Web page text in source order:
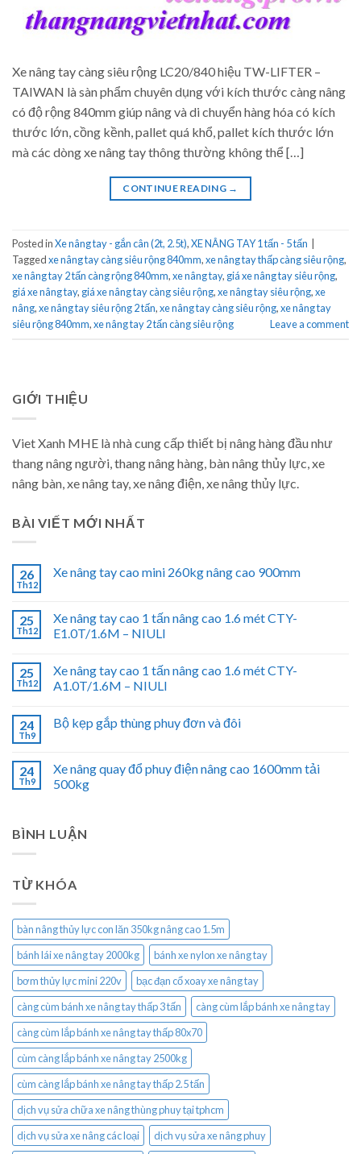
Xe nâng tay càng siêu rộng LC20/840 hiệu TW-LIFTER –
TAIWAN là sàn phẩm chuyên dụng với kích thước càng nâng
có độ rộng 840mm giúp nâng và di chuyển hàng hóa có kích
thước lớn, cồng kềnh, pallet quá khổ, pallet kích thước lớn
mà các dòng xe nâng tay thông thường không thể […]
CONTINUE READING →
Posted inXe nâng tay - gắn cân (2t, 2.5t),XE NÂNG TAY 1 tấn - 5 tấn
Taggedxe nâng tay càng siêu rộng 840mm,xe nâng tay thấp càng siêu rộng,
xe nâng tay 2 tấn càng rộng 840mm,xe nâng tay, giá xe nâng tay siêu rộng,
giá xe nâng tay, giá xe nâng tay càng siêu rộng,xe nâng tay siêu rộng,xe
nâng,xe nâng tay siêu rộng 2 tấn,xe nâng tay càng siêu rộng,xe nâng tay
siêu rộng 840mm,xe nâng tay 2 tấn càng siêu rộng Leave a comment
GIỚI THIỆU
Viet Xanh MHE là nhà cung cấp thiết bị nâng hàng đầu như
thang nâng người, thang nâng hàng, bàn nâng thủy lực, xe
nâng bàn, xe nâng tay, xe nâng điện, xe nâng thủy lực.
BÀI VIẾT MỚI NHẤT
26
Th12
Xe nâng tay cao mini 260kg nâng cao 900mm
25
Th12
Xe nâng tay cao 1 tấn nâng cao 1.6 mét CTY-
E1.0T/1.6M – NIULI
25
Th12
Xe nâng tay cao 1 tấn nâng cao 1.6 mét CTY-
A1.0T/1.6M – NIULI
24
Th9
Bộ kẹp gắp thùng phuy đơn và đôi
24
Th9
Xe nâng quay đổ phuy điện nâng cao 1600mm tải
500kg
BÌNH LUẬN
TỪ KHÓA
bàn nâng thủy lực con lăn 350kg nâng cao 1.5m
bánh lái xe nâng tay 2000kg
bánh xe nylon xe nâng tay
bơm thủy lực mini 220v
bạc đạn cổ xoay xe nâng tay
càng cùm bánh xe nâng tay thấp 3 tấn
càng cùm lắp bánh xe nâng tay
càng cùm lắp bánh xe nâng tay thấp 80x70
cùm càng lắp bánh xe nâng tay 2500kg
cùm càng lắp bánh xe nâng tay thấp 2.5 tấn
dịch vụ sửa chữa xe nâng thùng phuy tại tphcm
dịch vụ sửa xe nâng các loại
dịch vụ sửa xe nâng phuy